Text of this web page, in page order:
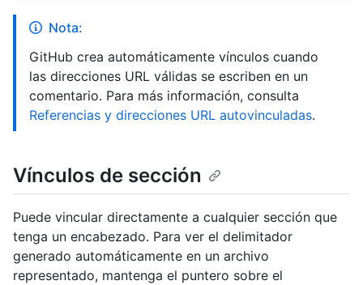
Nota:
GitHub crea automáticamente vínculos cuando
las direcciones URL válidas se escriben en un
comentario. Para más información, consulta
Referencias y direcciones URL autovinculadas.
Vínculos de sección
Puede vincular directamente a cualquier sección que
tenga un encabezado. Para ver el delimitador
generado automáticamente en un archivo
representado, mantenga el puntero sobre el